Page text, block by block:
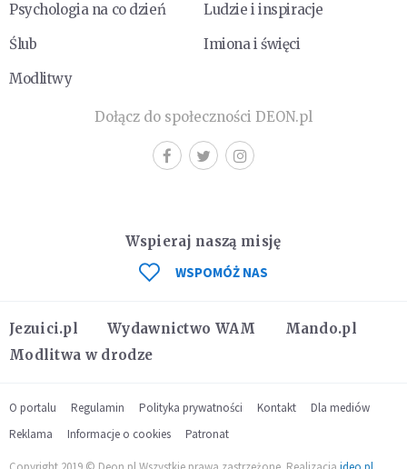
Psychologia na co dzień
Ludzie i inspiracje
Ślub
Imiona i święci
Modlitwy
Dołącz do społeczności DEON.pl
Jezuici.pl Wydawnictwo WAM
Mando.pl
Modlitwa w drodze
Wspieraj naszą misję
WSPOMÓŻ NAS
O portalu Regulamin Polityka prywatności Kontakt
Dla mediów
Reklama
Informacje o cookies Patronat